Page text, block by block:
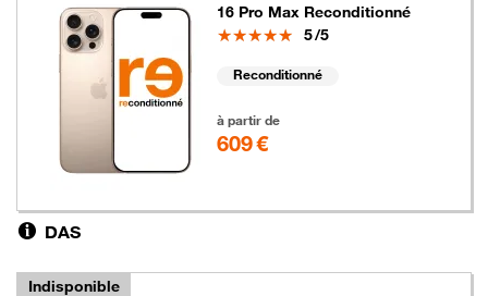
16 Pro Max Reconditionné
Note
5/5
Reconditionné
à partir de
609 €
DAS
Indisponible